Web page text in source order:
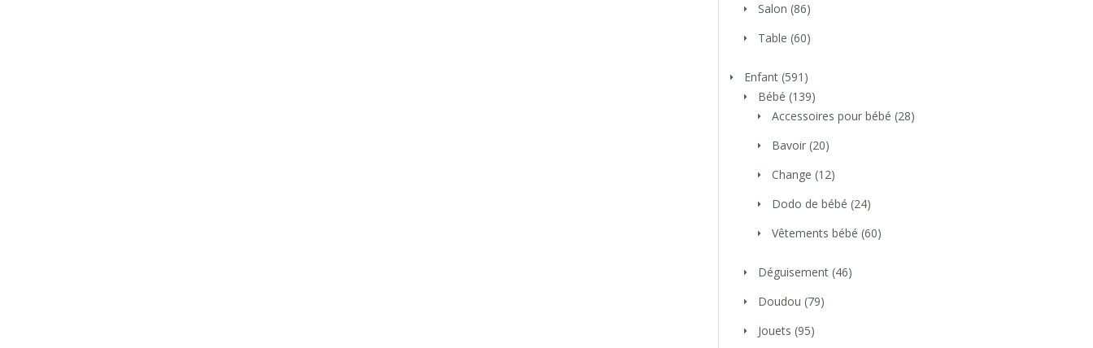
Salon (86)
Table (60)
Enfant (591)
Bébé (139)
Accessoires pour bébé (28)
Bavoir (20)
Change (12)
Dodo de bébé (24)
Vêtements bébé (60)
Déguisement (46)
Doudou (79)
Jouets (95)